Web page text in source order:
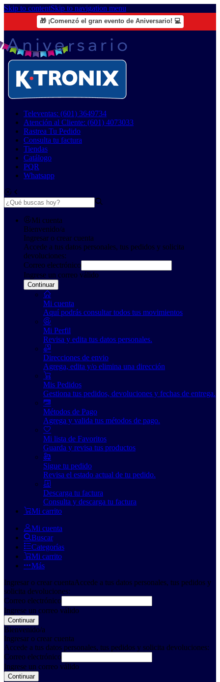
Skip to contentSkip to navigation menu
🎁 ¡Comenzó el gran evento de Aniversario! 💻
Televentas: (601) 3649734
Atención al Cliente: (601) 4073033
Rastrea Tu Pedido
Consulta tu factura
Tiendas
Catálogo
PQR
Whatsapp
Mi cuenta
Bienvenido/a
Ingresar o crear cuenta
Accede a tus datos personales, tus pedidos y solicita
devoluciones:
Correo electrónico
Ingrese un correo válido
Continuar
Mi cuenta
Aquí podrás consultar todos tus movimientos
Mi Perfil
Revisa y edita tus datos personales.
Direcciones de envio
Agrega, edita y/o elimina una dirección
Mis Pedidos
Gestiona tus pedidos, devoluciones y fechas de entrega.
Métodos de Pago
Agrega y valida tus métodos de pago.
Mi lista de Favoritos
Guarda y revisa tus productos
Sigue tu pedido
Revisa el estado actual de tu pedido.
Descarga tu factura
Consulta y descarga tu factura
Mi carrito
Mi cuenta
Buscar
Categorías
Mi carrito
Más
Ingresar o crear cuentaAccede a tus datos personales, tus pedidos y
solicita devoluciones:
Correo electrónico
Ingrese un correo válido
Continuar
Bienvenido/a
Ingresar o crear cuenta
Accede a tus datos personales, tus pedidos y solicita devoluciones:
Correo electrónico
Ingrese un correo válido
Continuar